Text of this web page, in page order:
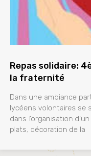
Repas solidaire:
la fraternité
Dans une ambiance
lycéens volontaires se
dans l’organisation
plats, décoration de la